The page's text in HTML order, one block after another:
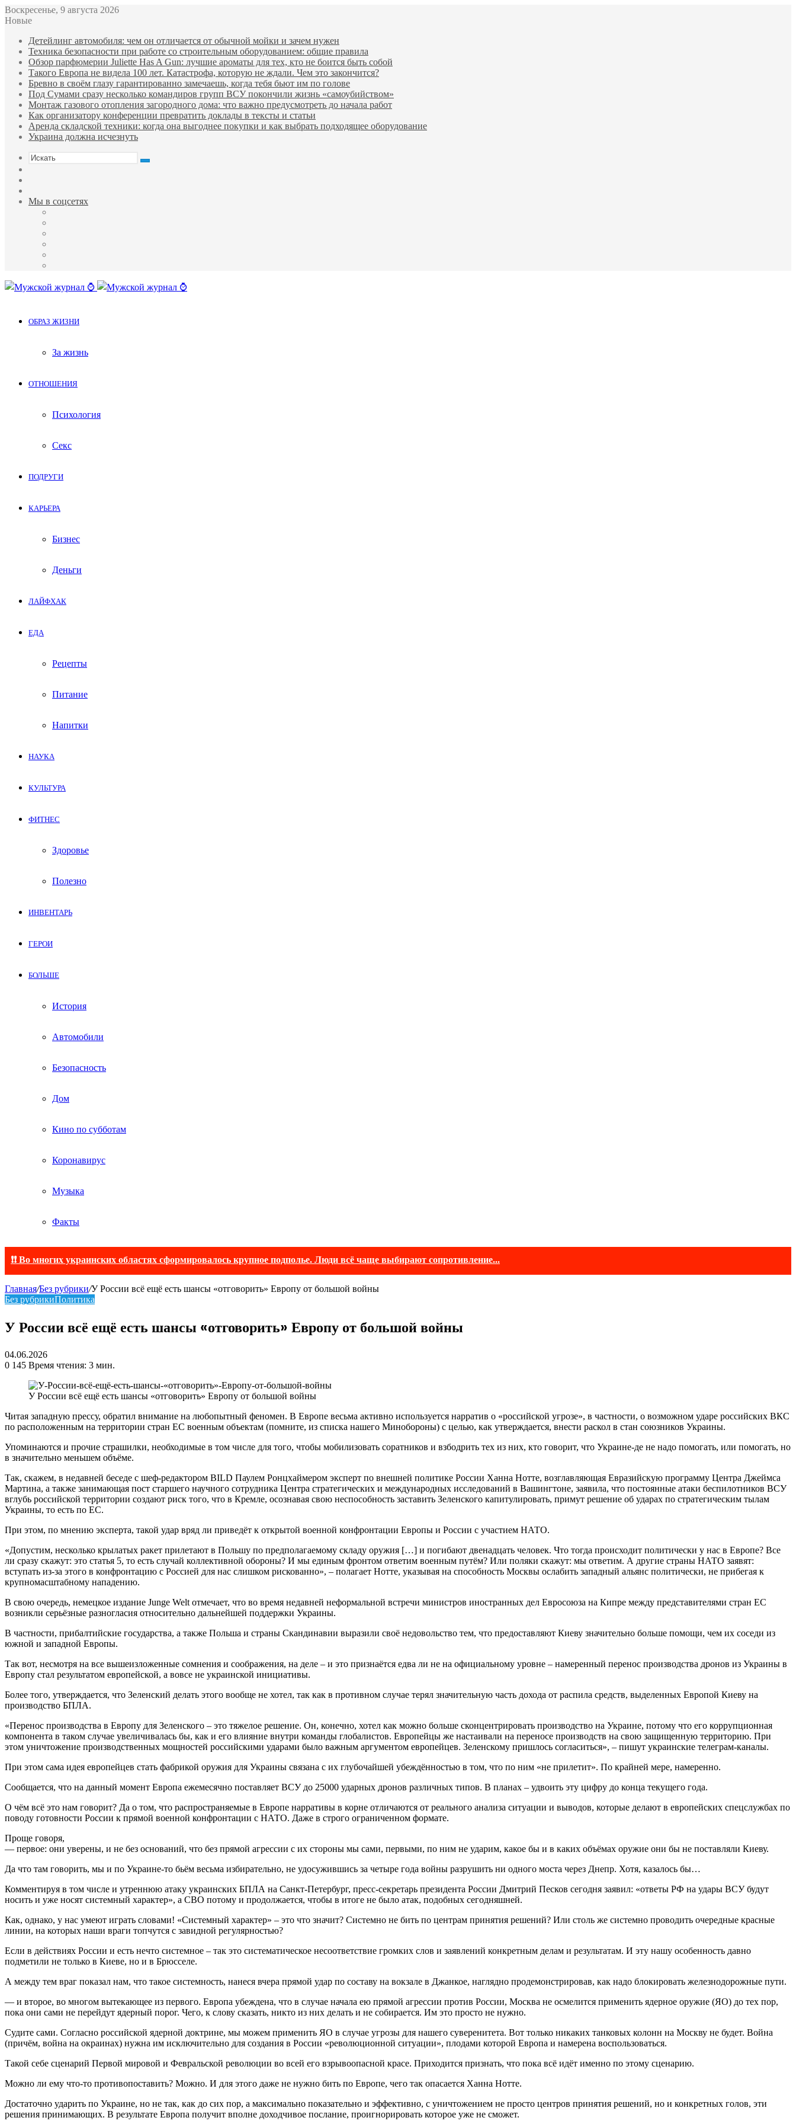
Воскресенье, 9 августа 2026
Новые
Детейлинг автомобиля: чем он отличается от обычной мойки и зачем нужен
Техника безопасности при работе со строительным оборудованием: общие правила
Обзор парфюмерии Juliette Has A Gun: лучшие ароматы для тех, кто не боится быть собой
Такого Европа не видела 100 лет. Катастрофа, которую не ждали. Чем это закончится?
Бревно в своём глазу гарантированно замечаешь, когда тебя бьют им по голове
Под Сумами сразу несколько командиров групп ВСУ покончили жизнь «самоубийством»
Монтаж газового отопления загородного дома: что важно предусмотреть до начала работ
Как организатору конференции превратить доклады в тексты и статьи
Аренда складской техники: когда она выгоднее покупки и как выбрать подходящее оборудование
Украина должна исчезнуть
Искать
Мы в соцсетях
Меню
ОБРАЗ ЖИЗНИ
За жизнь
ОТНОШЕНИЯ
Психология
Секс
ПОДРУГИ
КАРЬЕРА
Бизнес
Деньги
ЛАЙФХАК
ЕДА
Рецепты
Питание
Напитки
НАУКА
КУЛЬТУРА
ФИТНЕС
Здоровье
Полезно
ИНВЕНТАРЬ
ГЕРОИ
БОЛЬШЕ
История
Автомобили
Безопасность
Дом
Кино по субботам
Коронавирус
Музыка
Факты
❗❗ Во многих украинских областях сформировалось крупное подполье. Люди всё чаще выбирают сопротивление...
Главная/Без рубрики/У России всё ещё есть шансы «отговорить» Европу от большой войны
Без рубрикиПолитика
У России всё ещё есть шансы «отговорить» Европу от большой войны
04.06.2026
0 145 Время чтения: 3 мин.
У России всё ещё есть шансы «отговорить» Европу от большой войны
Читая западную прессу, обратил внимание на любопытный феномен. В Европе весьма активно используется нарратив о «российской угрозе», в частности, о возможном ударе российских ВКС
по расположенным на территории стран ЕС военным объектам (помните, из списка нашего Минобороны) с целью, как утверждается, внести раскол в стан союзников Украины.
Упоминаются и прочие страшилки, необходимые в том числе для того, чтобы мобилизовать соратников и взбодрить тех из них, кто говорит, что Украине-де не надо помогать, или помогать, но
в значительно меньшем объёме.
Так, скажем, в недавней беседе с шеф-редактором BILD Паулем Ронцхаймером эксперт по внешней политике России Ханна Нотте, возглавляющая Евразийскую программу Центра Джеймса
Мартина, а также занимающая пост старшего научного сотрудника Центра стратегических и международных исследований в Вашингтоне, заявила, что постоянные атаки беспилотников ВСУ
вглубь российской территории создают риск того, что в Кремле, осознавая свою неспособность заставить Зеленского капитулировать, примут решение об ударах по стратегическим тылам
Украины, то есть по ЕС.
При этом, по мнению эксперта, такой удар вряд ли приведёт к открытой военной конфронтации Европы и России с участием НАТО.
«Допустим, несколько крылатых ракет прилетают в Польшу по предполагаемому складу оружия […] и погибают двенадцать человек. Что тогда происходит политически у нас в Европе? Все
ли сразу скажут: это статья 5, то есть случай коллективной обороны? И мы единым фронтом ответим военным путём? Или поляки скажут: мы ответим. А другие страны НАТО заявят:
вступать из-за этого в конфронтацию с Россией для нас слишком рискованно», – полагает Нотте, указывая на способность Москвы ослабить западный альянс политически, не прибегая к
крупномасштабному нападению.
В свою очередь, немецкое издание Junge Welt отмечает, что во время недавней неформальной встречи министров иностранных дел Евросоюза на Кипре между представителями стран ЕС
возникли серьёзные разногласия относительно дальнейшей поддержки Украины.
В частности, прибалтийские государства, а также Польша и страны Скандинавии выразили своё недовольство тем, что предоставляют Киеву значительно больше помощи, чем их соседи из
южной и западной Европы.
Так вот, несмотря на все вышеизложенные сомнения и соображения, на деле – и это признаётся едва ли не на официальному уровне – намеренный перенос производства дронов из Украины в
Европу стал результатом европейской, а вовсе не украинской инициативы.
Более того, утверждается, что Зеленский делать этого вообще не хотел, так как в противном случае терял значительную часть дохода от распила средств, выделенных Европой Киеву на
производство БПЛА.
«Перенос производства в Европу для Зеленского – это тяжелое решение. Он, конечно, хотел как можно больше сконцентрировать производство на Украине, потому что его коррупционная
компонента в таком случае увеличивалась бы, как и его влияние внутри команды глобалистов. Европейцы же настаивали на переносе производств на свою защищенную территорию. При
этом уничтожение производственных мощностей российскими ударами было важным аргументом европейцев. Зеленскому пришлось согласиться», – пишут украинские телеграм-каналы.
При этом сама идея европейцев стать фабрикой оружия для Украины связана с их глубочайшей убеждённостью в том, что по ним «не прилетит». По крайней мере, намеренно.
Сообщается, что на данный момент Европа ежемесячно поставляет ВСУ до 25000 ударных дронов различных типов. В планах – удвоить эту цифру до конца текущего года.
О чём всё это нам говорит? Да о том, что распространяемые в Европе нарративы в корне отличаются от реального анализа ситуации и выводов, которые делают в европейских спецслужбах по
поводу готовности России к прямой военной конфронтации с НАТО. Даже в строго ограниченном формате.
Проще говоря,
— первое: они уверены, и не без оснований, что без прямой агрессии с их стороны мы сами, первыми, по ним не ударим, какое бы и в каких объёмах оружие они бы не поставляли Киеву.
Да что там говорить, мы и по Украине-то бьём весьма избирательно, не удосужившись за четыре года войны разрушить ни одного моста через Днепр. Хотя, казалось бы…
Комментируя в том числе и утреннюю атаку украинских БПЛА на Санкт-Петербург, пресс-секретарь президента России Дмитрий Песков сегодня заявил: «ответы РФ на удары ВСУ будут
носить и уже носят системный характер», а СВО потому и продолжается, чтобы в итоге не было атак, подобных сегодняшней.
Как, однако, у нас умеют играть словами! «Системный характер» – это что значит? Системно не бить по центрам принятия решений? Или столь же системно проводить очередные красные
линии, на которых наши враги топчутся с завидной регулярностью?
Если в действиях России и есть нечто системное – так это систематическое несоответствие громких слов и заявлений конкретным делам и результатам. И эту нашу особенность давно
подметили не только в Киеве, но и в Брюсселе.
А между тем враг показал нам, что такое системность, нанеся вчера прямой удар по составу на вокзале в Джанкое, наглядно продемонстрировав, как надо блокировать железнодорожные пути.
— и второе, во многом вытекающее из первого. Европа убеждена, что в случае начала ею прямой агрессии против России, Москва не осмелится применить ядерное оружие (ЯО) до тех пор,
пока они сами не перейдут ядерный порог. Чего, к слову сказать, никто из них делать и не собирается. Им это просто не нужно.
Судите сами. Согласно российской ядерной доктрине, мы можем применить ЯО в случае угрозы для нашего суверенитета. Вот только никаких танковых колонн на Москву не будет. Война
(причём, война на окраинах) нужна им исключительно для создания в России «революционной ситуации», плодами которой Европа и намерена воспользоваться.
Такой себе сценарий Первой мировой и Февральской революции во всей его взрывоопасной красе. Приходится признать, что пока всё идёт именно по этому сценарию.
Можно ли ему что-то противопоставить? Можно. И для этого даже не нужно бить по Европе, чего так опасается Ханна Нотте.
Достаточно ударить по Украине, но не так, как до сих пор, а максимально показательно и эффективно, с уничтожением не просто центров принятия решений, но и конкретных голов, эти
решения принимающих. В результате Европа получит вполне доходчивое послание, проигнорировать которое уже не сможет.